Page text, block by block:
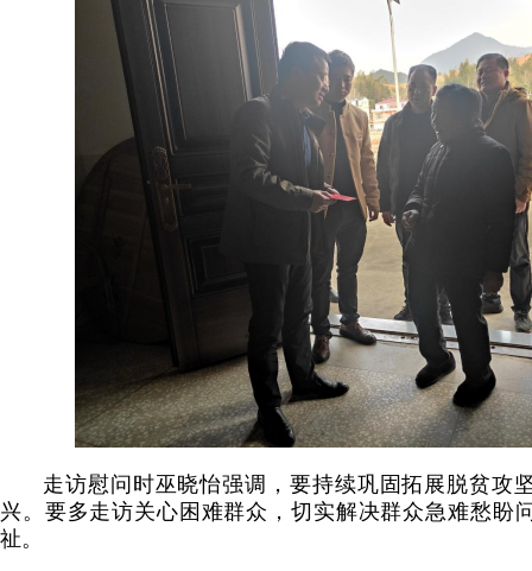
走访慰问时巫晓怡强调，要持续巩固拓展脱贫攻
兴。要多走访关心困难群众，切实解决群众急难愁盼
祉。